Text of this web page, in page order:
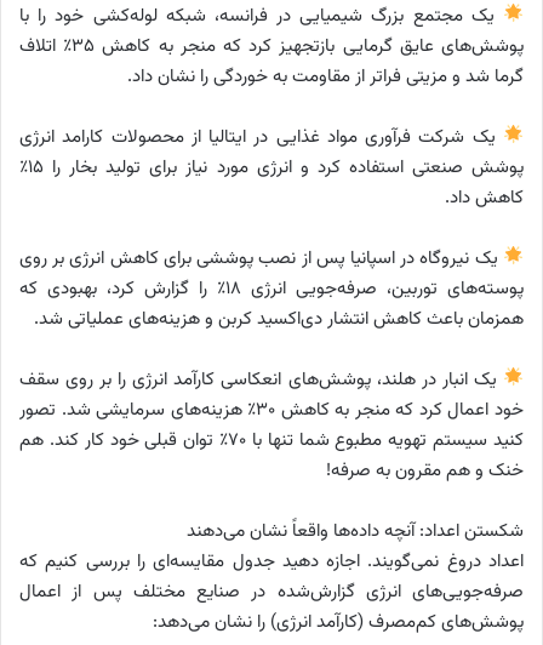
یک مجتمع بزرگ شیمیایی در فرانسه، شبکه لوله‌کشی خود را با
پوشش‌های عایق گرمایی بازتجهیز کرد که منجر به کاهش ۳۵٪ اتلاف
گرما شد و مزیتی فراتر از مقاومت به خوردگی را نشان داد.
یک شرکت فرآوری مواد غذایی در ایتالیا از محصولات کارامد انرژی
پوشش صنعتی استفاده کرد و انرژی مورد نیاز برای تولید بخار را ۱۵٪
کاهش داد.
یک نیروگاه در اسپانیا پس از نصب پوششی برای کاهش انرژی بر روی
پوسته‌های توربین، صرفه‌جویی انرژی ۱۸٪ را گزارش کرد، بهبودی که
همزمان باعث کاهش انتشار دی‌اکسید کربن و هزینه‌های عملیاتی شد.
یک انبار در هلند، پوشش‌های انعکاسی کارآمد انرژی را بر روی سقف
خود اعمال کرد که منجر به کاهش ۳۰٪ هزینه‌های سرمایشی شد. تصور
کنید سیستم تهویه مطبوع شما تنها با ۷۰٪ توان قبلی خود کار کند. هم
خنک و هم مقرون به صرفه!
شکستن اعداد: آنچه داده‌ها واقعاً نشان می‌دهند
اعداد دروغ نمی‌گویند. اجازه دهید جدول مقایسه‌ای را بررسی کنیم که
صرفه‌جویی‌های انرژی گزارش‌شده در صنایع مختلف پس از اعمال
پوشش‌های کم‌مصرف (کارآمد انرژی) را نشان می‌دهد: